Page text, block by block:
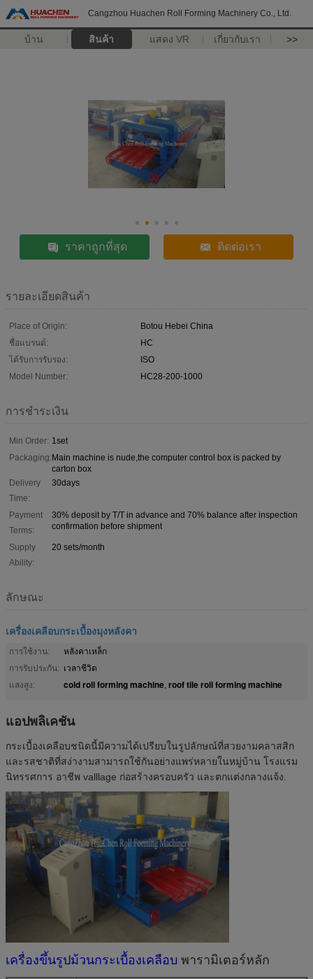
Cangzhou Huachen Roll Forming Machinery Co., Ltd.
บ้าน สินค้า แสดง VR เกี่ยวกับเรา >>
ราคาถูกที่สุด ติดต่อเรา
รายละเอียดสินค้า
Place of Origin:
Botou Hebei China
ชื่อแบรนด์:
HC
ได้รับการรับรอง:
ISO
Model Number:
HC28-200-1000
การชำระเงิน
Min Order: 1set
Packaging:Main machine is nude,the computer control box is packed by
carton box
Delivery
Time:
30days
Payment
Terms:
30% deposit by T/T in advance and 70% balance after inspection
confirmation before shipment
Supply
Ability:
20 sets/month
ลักษณะ
เครื่องเคลือบกระเบื้องมุงหลังคา
การใช้งาน:
หลังคาเหล็ก
การรับประกัน: เวลาชีวิต
แสงสูง:
cold roll forming machine, roof tile roll forming machine
แอปพลิเคชัน
กระเบื้องเคลือบชนิดนี้มีความได้เปรียบในรูปลักษณ์ที่สวยงามคลาสสิก
และรสชาติที่สง่างามสามารถใช้กันอย่างแพร่หลายในหมู่บ้าน โรงแรม
นิทรรศการ อาชีพ valllage ก่อสร้างครอบครัว และตกแต่งกลางแจ้ง.
เครื่องขึ้นรูปม้วนกระเบื้องเคลือบ พารามิเตอร์หลัก